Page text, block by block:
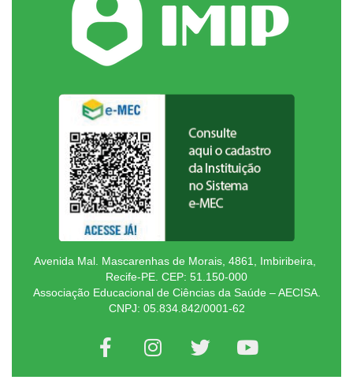
Avenida Mal. Mascarenhas de Morais, 4861, Imbiribeira,
Recife-PE. CEP: 51.150-000
Associação Educacional de Ciências da Saúde – AECISA.
CNPJ: 05.834.842/0001-62